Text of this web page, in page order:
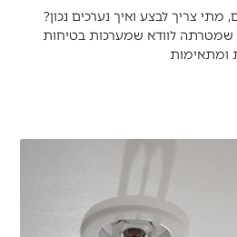
מתי צריך לבצע ואיך נערכים נכון?
שמטרתה לוודא שמערכות בטיחות
ומתאימות